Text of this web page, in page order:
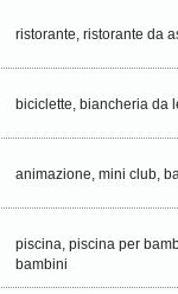
ristorante, ristorante da
biciclette, biancheria da
animazione, mini club,
piscina, piscina per
bambini